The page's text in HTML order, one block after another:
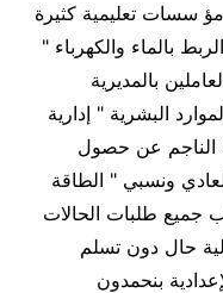
سسات تعليمية كثيرة
بالماء والكهرباء "
بالمديرية
البشرية " إدارية
الناجم عن حصول
ونسبي " الطاقة
جميع طلبات الحالات
حال دون تسلم
بنحمدون